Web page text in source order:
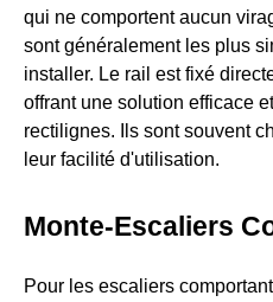
qui ne comportent aucun
sont généralement les plus
installer. Le rail est fixé
offrant une solution efficace
rectilignes. Ils sont souvent
leur facilité d'utilisation.
Monte-Escaliers
Pour les escaliers